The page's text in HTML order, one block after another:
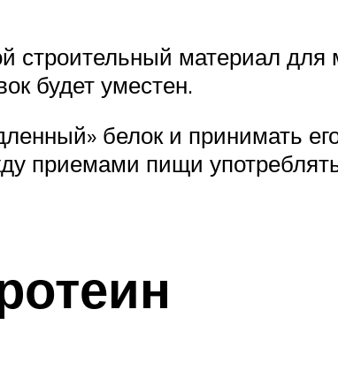
строительный материал
будет уместен.
белок и принимать
приемами пищи